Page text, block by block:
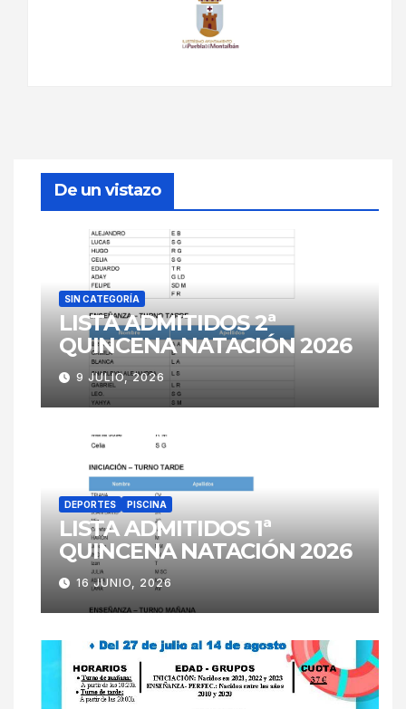
De un vistazo
SIN CATEGORÍA
LISTA ADMITIDOS 2ª
QUINCENA NATACIÓN 2026
9 JULIO, 2026
DEPORTES PISCINA
LISTA ADMITIDOS 1ª
QUINCENA NATACIÓN 2026
16 JUNIO, 2026